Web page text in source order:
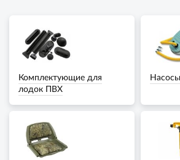
Комплектующие для
лодок ПВХ
Насосы